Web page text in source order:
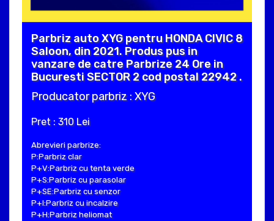
Parbriz auto XYG pentru HONDA CIVIC 8
Saloon, din 2021. Produs pus in
vanzare de catre Parbrize 24 Ore in
Bucuresti SECTOR 2 cod postal 22942 .
Producator parbriz : XYG
Pret : 310 Lei
Abrevieri parbrize:
P:Parbriz clar
P+V:Parbriz cu tenta verde
P+S:Parbriz cu parasolar
P+SE:Parbriz cu senzor
P+I:Parbriz cu incalzire
P+H:Parbriz heliomat